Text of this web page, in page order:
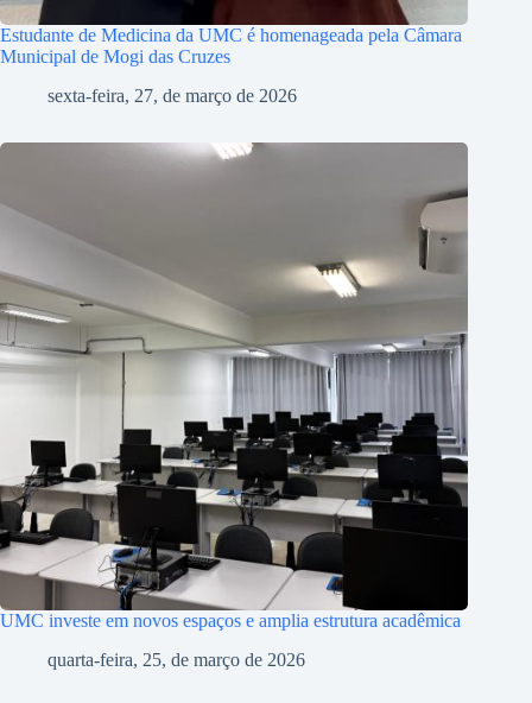
Estudante de Medicina da UMC é homenageada pela Câmara
Municipal de Mogi das Cruzes
sexta-feira, 27, de março de 2026
UMC investe em novos espaços e amplia estrutura acadêmica
quarta-feira, 25, de março de 2026